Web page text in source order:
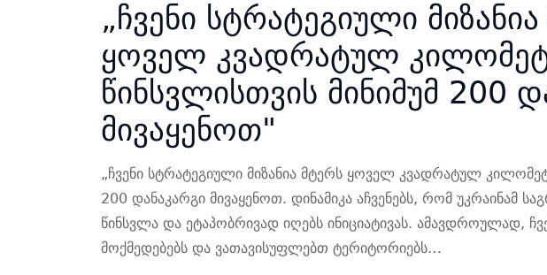
„ჩვენი სტრატეგიული
ყოველ კვადრატულ
წინსვლისთვის მინიმუმ 200
მივაყენოთ"
„ჩვენი სტრატეგიული მიზანია მტერს ყოველ კვადრატულ
200 დანაკარგი მივაყენოთ. დინამიკა აჩვენებს, რომ უკრაინამ
წინსვლა და ეტაპობრივად იღებს ინიციატივას. ამავდროულად,
მოქმედებებს და ვათავისუფლებთ ტერიტორიებს…